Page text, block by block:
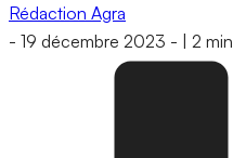
Rédaction Agra
- 19 décembre 2023 - 2 min